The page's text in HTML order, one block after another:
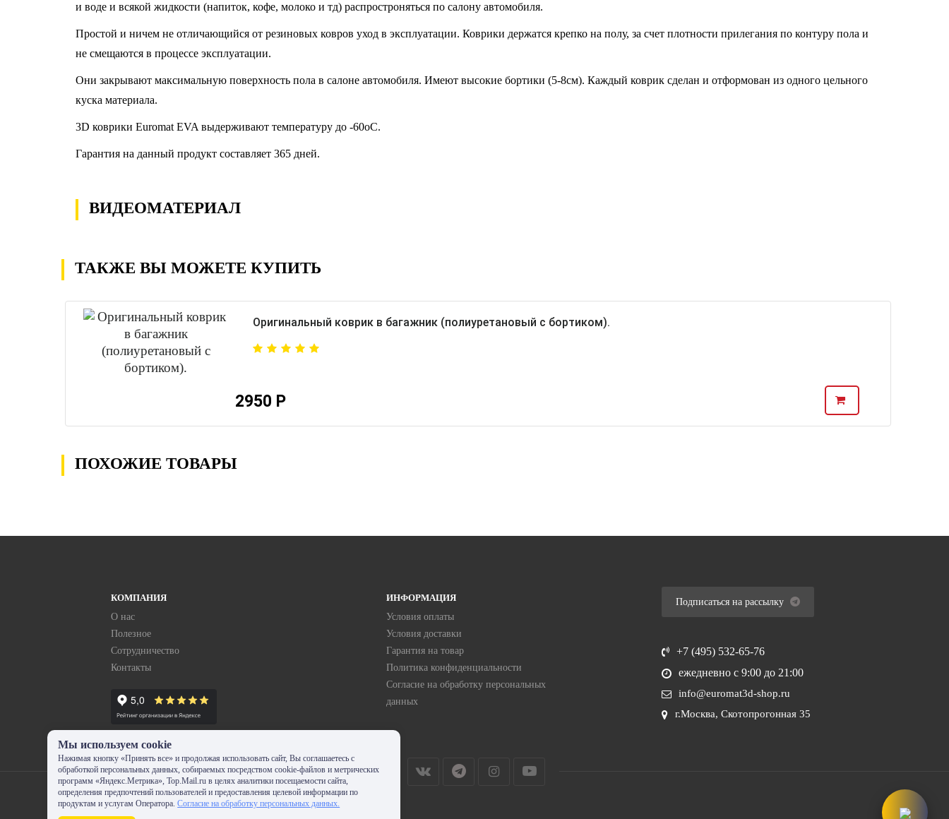
и воде и всякой жидкости (напиток, кофе, молоко и тд) распростроняться по салону автомобиля.
Простой и ничем не отличающийся от резиновых ковров уход в эксплуатации. Коврики держатся крепко на полу, за счет плотности прилегания по контуру пола и
не смещаются в процессе эксплуатации.
Они закрывают максимальную поверхность пола в салоне автомобиля. Имеют высокие бортики (5-8см). Каждый коврик сделан и отформован из одного цельного
куска материала.
3D коврики Euromat EVA выдерживают температуру до -60oC.
Гарантия на данный продукт составляет 365 дней.
ВИДЕОМАТЕРИАЛ
ТАКЖЕ ВЫ МОЖЕТЕ КУПИТЬ
Оригинальный коврик в багажник (полиуретановый с бортиком).
2950 Р
ПОХОЖИЕ ТОВАРЫ
КОМПАНИЯ
О нас
Полезное
Сотрудничество
Контакты
ИНФОРМАЦИЯ
Условия оплаты
Условия доставки
Гарантия на товар
Политика конфиденциальности
Согласие на обработку персональных
данных
Подписаться на рассылку
+7 (495) 532-65-76
ежедневно с 9:00 до 21:00
info@euromat3d-shop.ru
г.Москва, Скотопрогонная 35
Мы используем cookie
Нажимая кнопку «Принять все» и продолжая использовать сайт, Вы соглашаетесь с
обработкой персональных данных, собираемых посредством cookie-файлов и метрических
программ «Яндекс.Метрика», Top.Mail.ru в целях аналитики посещаемости сайта,
определения предпочтений пользователей и предоставления целевой информации по
продуктам и услугам Оператора.Согласие на обработку персональных данных.